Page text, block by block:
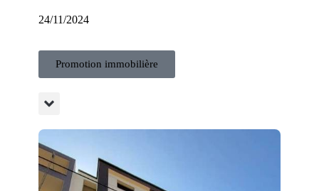
24/11/2024
Promotion immobilière